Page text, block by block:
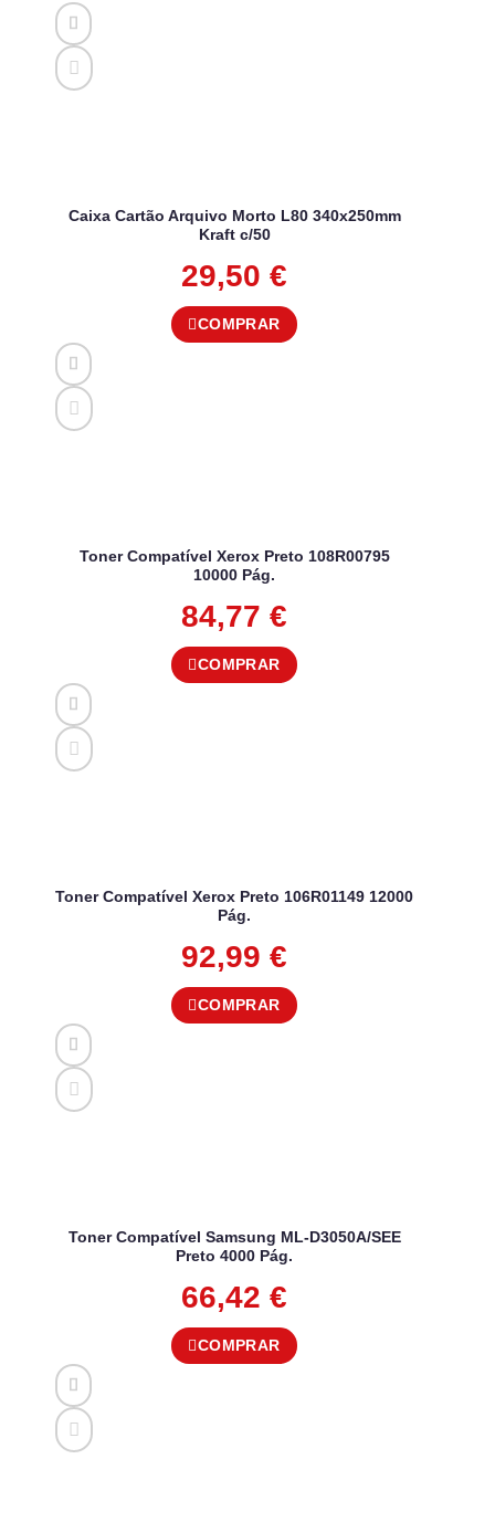
Caixa Cartão Arquivo Morto L80 340x250mm
Kraft c/50
29,50 €
COMPRAR
Toner Compatível Xerox Preto 108R00795
10000 Pág.
84,77 €
COMPRAR
Toner Compatível Xerox Preto 106R01149 12000
Pág.
92,99 €
COMPRAR
Toner Compatível Samsung ML-D3050A/SEE
Preto 4000 Pág.
66,42 €
COMPRAR